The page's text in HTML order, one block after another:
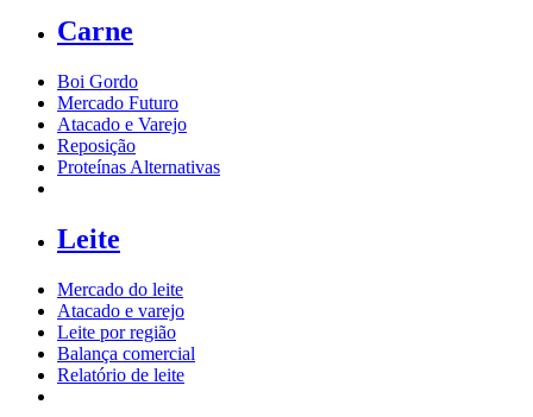
Carne
Boi Gordo
Mercado Futuro
Atacado e Varejo
Reposição
Proteínas Alternativas
Leite
Mercado do leite
Atacado e varejo
Leite por região
Balança comercial
Relatório de leite